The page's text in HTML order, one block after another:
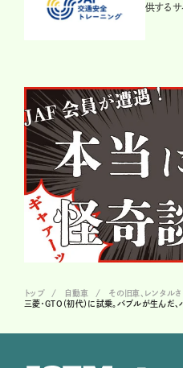
供するサ
トップ 自動車
その旧車、レンタル
三菱・GTO（初代）に試乗。バブルが生んだ